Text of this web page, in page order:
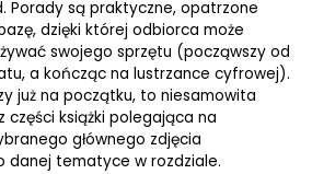
Porady są praktyczne, opatrzone
dzięki której odbiorca może
swojego sprzętu (począwszy od
a kończąc na lustrzance cyfrowej).
już na początku, to niesamowita
części książki polegająca na
głównego zdjęcia
danej tematyce w rozdziale.